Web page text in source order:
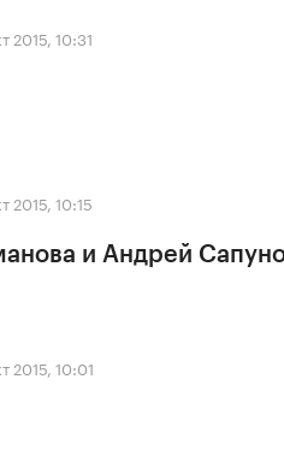
2015, 10:31
2015, 10:15
и Андрей
2015, 10:01